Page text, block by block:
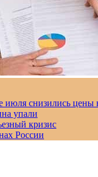
июля снизились цены
упали
кризис
России